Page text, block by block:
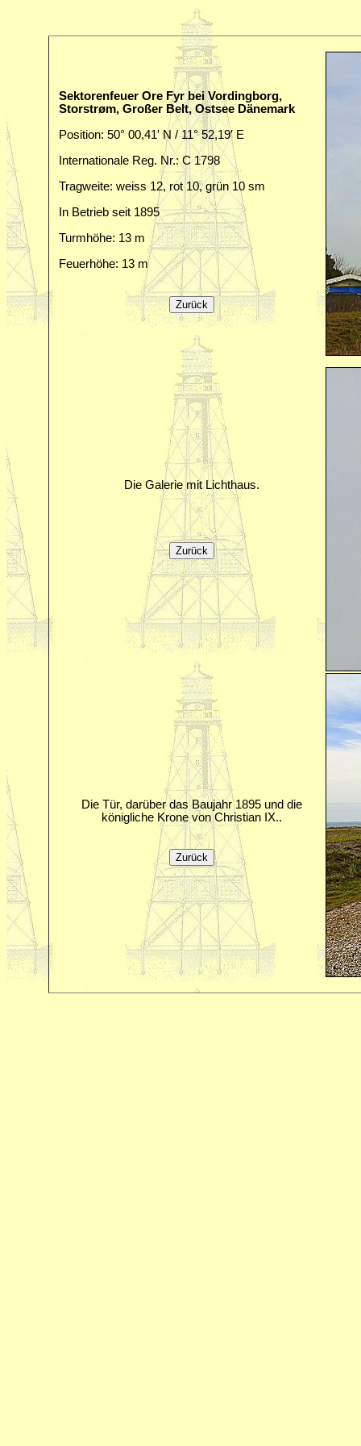
Sektorenfeuer Ore Fyr bei Vordingborg,
Storstrøm, Großer Belt, Ostsee Dänemark
Position: 50° 00,41′ N / 11° 52,19′ E
Internationale Reg. Nr.: C 1798
Tragweite: weiss 12, rot 10, grün 10 sm
In Betrieb seit 1895
Turmhöhe: 13 m
Feuerhöhe: 13 m
Die Galerie mit Lichthaus.
Die Tür, darüber das Baujahr 1895 und die
königliche Krone von Christian IX..